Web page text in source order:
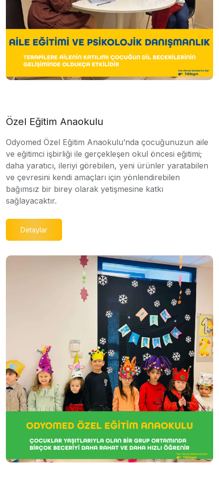
Özel Eğitim Anaokulu
Odyomed Özel Eğitim Anaokulu’nda çocuğunuzun aile
ve eğitimci işbirliği ile gerçekleşen okul öncesi eğitimi;
daha yaratıcı, ileriyi görebilen, yeni ürünler yaratabilen
ve çevresini kendi amaçları için yönlendirebilen
bağımsız bir birey olarak yetişmesine katkı
sağlayacaktır.
Detaylar